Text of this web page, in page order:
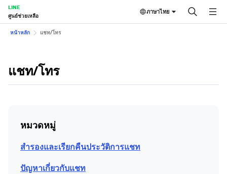
LINE
ศูนย์ช่วยเหลือ
ภาษาไทย
หน้าหลัก แชท/โทร
แชท/โทร
หมวดหมู่
สำรองและเรียกคืนประวัติการแชท
ปัญหาเกี่ยวกับแชท